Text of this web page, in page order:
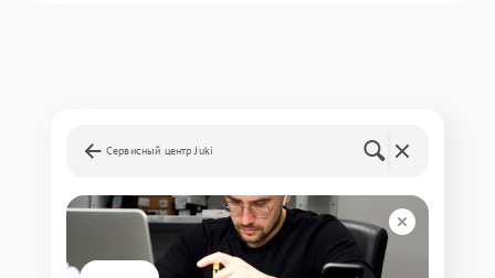
Сервисный центр Juki